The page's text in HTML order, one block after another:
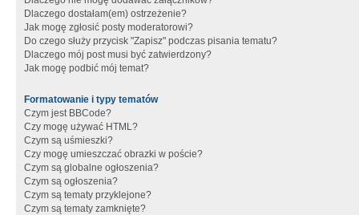
Dlaczego dostałam(em) ostrzeżenie?
Jak mogę zgłosić posty moderatorowi?
Do czego służy przycisk "Zapisz" podczas pisania tematu?
Dlaczego mój post musi być zatwierdzony?
Jak mogę podbić mój temat?
Formatowanie i typy tematów
Czym jest BBCode?
Czy mogę używać HTML?
Czym są uśmieszki?
Czy mogę umieszczać obrazki w poście?
Czym są globalne ogłoszenia?
Czym są ogłoszenia?
Czym są tematy przyklejone?
Czym są tematy zamknięte?